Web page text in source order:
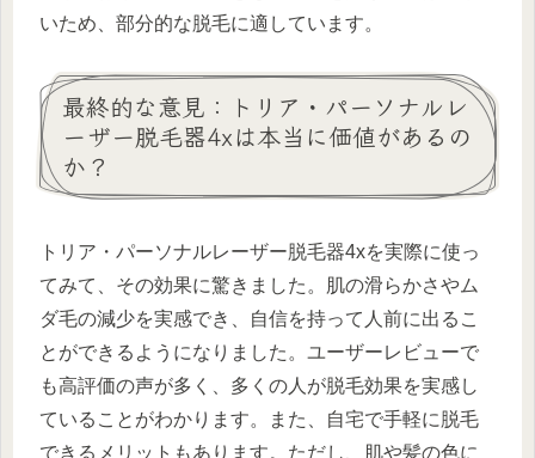
いため、部分的な脱毛に適しています。
最終的な意見：トリア・パーソナルレ
ーザー脱毛器4xは本当に価値があるの
か？
トリア・パーソナルレーザー脱毛器4xを実際に使っ
てみて、その効果に驚きました。肌の滑らかさやム
ダ毛の減少を実感でき、自信を持って人前に出るこ
とができるようになりました。ユーザーレビューで
も高評価の声が多く、多くの人が脱毛効果を実感し
ていることがわかります。また、自宅で手軽に脱毛
できるメリットもあります。ただし、肌や髪の色に